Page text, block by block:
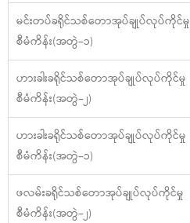
မင်းတပ်ခရိုင်သစ်တောအုပ်ချုပ်လုပ်ကိုင်မှု
စီမံကိန်း(အတွဲ−၁)
ဟားခါးခရိုင်သစ်တောအုပ်ချုပ်လုပ်ကိုင်မှု
စီမံကိန်း(အတွဲ−၂)
ဟားခါးခရိုင်သစ်တောအုပ်ချုပ်လုပ်ကိုင်မှု
စီမံကိန်း(အတွဲ−၁)
ဖလမ်းခရိုင်သစ်တောအုပ်ချုပ်လုပ်ကိုင်မှု
စီမံကိန်း(အတွဲ−၂)